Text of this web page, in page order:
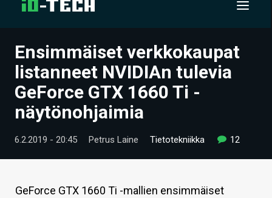
UUTISET
ARTIKKELIT
VIDEOT
TECHBBS
HINTA.FI
Ensimmäiset verkkokaupat
listanneet NVIDIAn tulevia
GeForce GTX 1660 Ti -
näytönohjaimia
6.2.2019 - 20:45 Petrus Laine Tietotekniikka 12
GeForce GTX 1660 Ti -mallien ensimmäiset